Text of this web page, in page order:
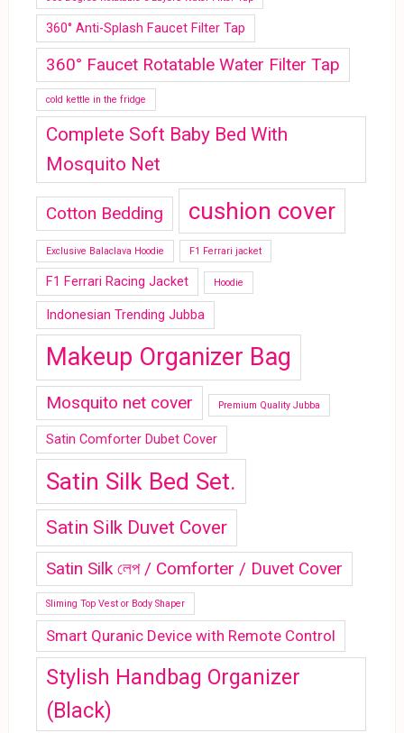
360° Anti-Splash Faucet Filter Tap
360° Faucet Rotatable Water Filter Tap
cold kettle in the fridge
Complete Soft Baby Bed With
Mosquito Net
Cotton Bedding cushion cover
Exclusive Balaclava Hoodie F1 Ferrari jacket
F1 Ferrari Racing Jacket Hoodie
Indonesian Trending Jubba
Makeup Organizer Bag
Mosquito net cover Premium Quality Jubba
Satin Comforter Dubet Cover
Satin Silk Bed Set.
Satin Silk Duvet Cover
Satin Silk লেপ / Comforter / Duvet Cover
Sliming Top Vest or Body Shaper
Smart Quranic Device with Remote Control
Stylish Handbag Organizer
(Black)